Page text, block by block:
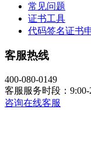
常见问题
证书工具
代码签名证书
客服热线
400-080-0149
客服服务时段：
咨询在线客服